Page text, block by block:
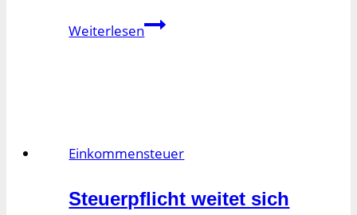
WeiterlesenArbeitsweg:
Lkw-
Einkommensteuer
Steuerpflicht weitet sich